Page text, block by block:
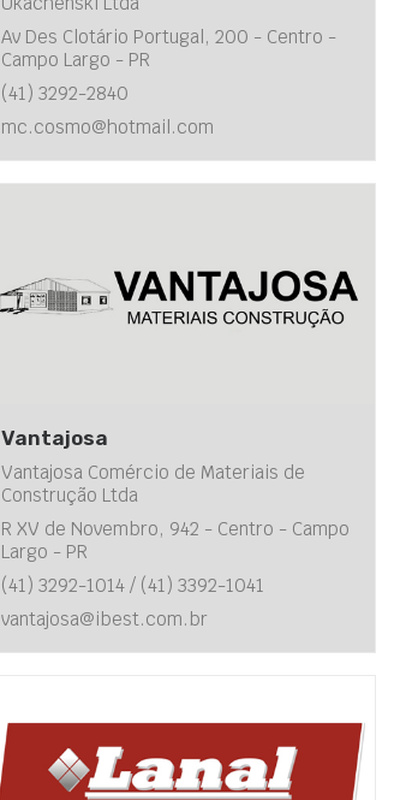
Av Des Clotário Portugal, 200 - Centro -
Campo Largo - PR
(41) 3292-2840
mc.cosmo@hotmail.com
Vantajosa
Vantajosa Comércio de Materiais de
Construção Ltda
R XV de Novembro, 942 - Centro - Campo
Largo - PR
(41) 3292-1014 / (41) 3392-1041
vantajosa@ibest.com.br